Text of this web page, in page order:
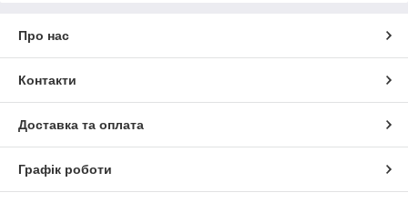
Про нас
Контакти
Доставка та оплата
Графік роботи